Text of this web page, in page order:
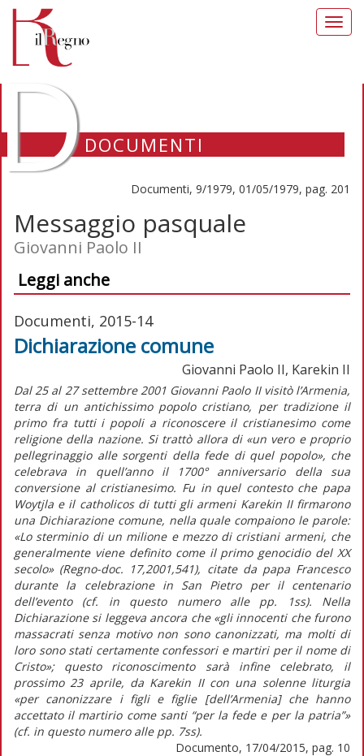
DOCUMENTI
Documenti, 9/1979, 01/05/1979, pag. 201
Messaggio pasquale
Giovanni Paolo II
Leggi anche
Documenti, 2015-14
Dichiarazione comune
Giovanni Paolo II, Karekin II
Dal 25 al 27 settembre 2001 Giovanni Paolo II visitò l’Armenia,
terra di un antichissimo popolo cristiano, per tradizione il
primo fra tutti i popoli a riconoscere il cristianesimo come
religione della nazione. Si trattò allora di «un vero e proprio
pellegrinaggio alle sorgenti della fede di quel popolo», che
celebrava in quell’anno il 1700° anniversario della sua
conversione al cristianesimo. Fu in quel contesto che papa
Woytjla e il catholicos di tutti gli armeni Karekin II firmarono
una Dichiarazione comune, nella quale compaiono le parole:
«Lo sterminio di un milione e mezzo di cristiani armeni, che
generalmente viene definito come il primo genocidio del XX
secolo» (Regno-doc. 17,2001,541), citate da papa Francesco
durante la celebrazione in San Pietro per il centenario
dell’evento (cf. in questo numero alle pp. 1ss). Nella
Dichiarazione si leggeva ancora che «gli innocenti che furono
massacrati senza motivo non sono canonizzati, ma molti di
loro sono stati certamente confessori e martiri per il nome di
Cristo»; questo riconoscimento sarà infine celebrato, il
prossimo 23 aprile, da Karekin II con una solenne liturgia
«per canonizzare i figli e figlie [dell’Armenia] che hanno
accettato il martirio come santi “per la fede e per la patria”»
(cf. in questo numero alle pp. 7ss).
Documento, 17/04/2015, pag. 10